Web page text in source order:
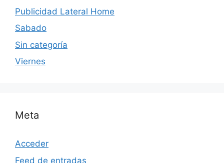
Publicidad Lateral Home
Sabado
Sin categoría
Viernes
Meta
Acceder
Feed de entradas